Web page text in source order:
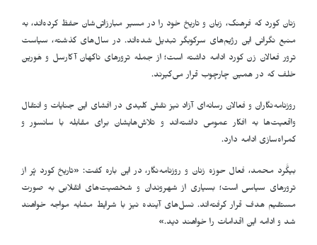
زنان کورد که فرهنگ، زبان و تاریخ خود را در مسیر مبارزاتی‌شان حفظ کرده‌اند، به
منبع نگرانی این رژیم‌های سرکوبگر تبدیل شده‌اند. در سال‌های گذشته، سیاست
ترور فعالان زن کورد ادامه داشته است؛ از جمله ترورهای ناگهان آکارسل و هَورین
خلف که در همین چارچوب قرار می‌گیرند.
روزنامه‌نگاران و فعالان رسانه‌ای آزاد نیز نقش کلیدی در افشای این جنایات و انتقال
واقعیت‌ها به افکار عمومی داشته‌اند و تلاش‌هایشان برای مقابله با سانسور و
گمراه‌سازی ادامه دارد.
بیگََرد محمد، فعال حوزه زنان و روزنامه‌نگار، در این باره گفت: «تاریخ کورد پُر از
ترورهای سیاسی است؛ بسیاری از شهروندان و شخصیت‌های انقلابی به صورت
مستقیم هدف قرار گرفته‌اند. نسل‌های آینده نیز با شرایط مشابه مواجه خواهند
شد و ادامه این اقدامات را خواهند دید.»